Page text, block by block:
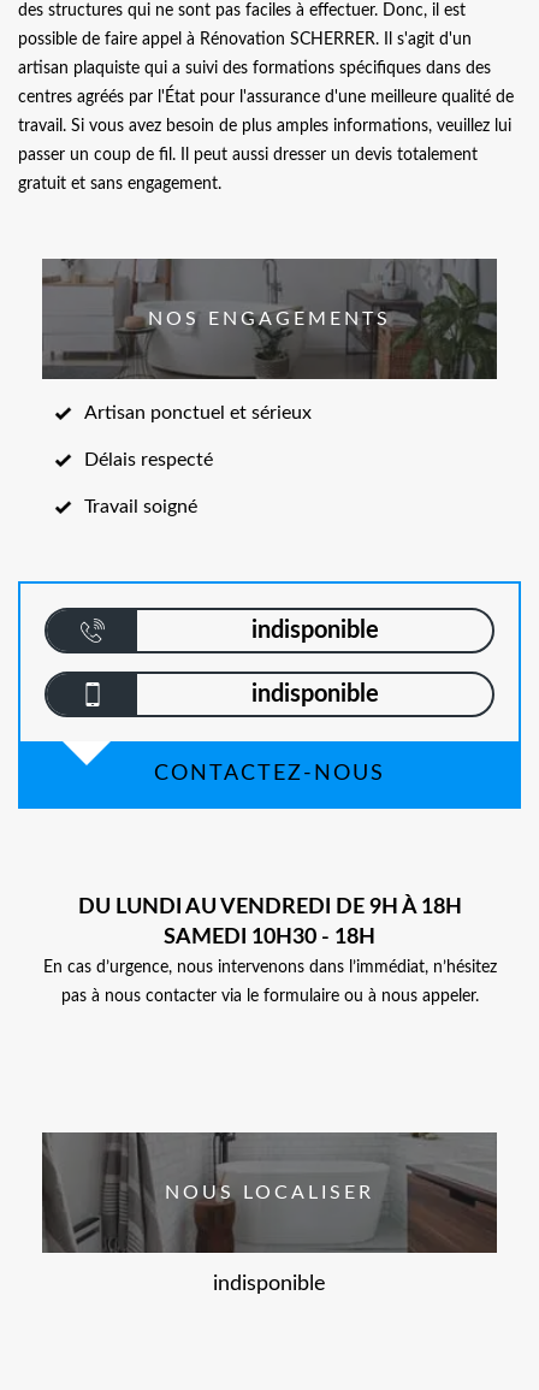
des structures qui ne sont pas faciles à effectuer. Donc, il est
possible de faire appel à Rénovation SCHERRER. Il s'agit d'un
artisan plaquiste qui a suivi des formations spécifiques dans des
centres agréés par l'État pour l'assurance d'une meilleure qualité de
travail. Si vous avez besoin de plus amples informations, veuillez lui
passer un coup de fil. Il peut aussi dresser un devis totalement
gratuit et sans engagement.
NOS ENGAGEMENTS
Artisan ponctuel et sérieux
Délais respecté
Travail soigné
indisponible
indisponible
CONTACTEZ-NOUS
DU LUNDI AU VENDREDI DE 9H À 18H
SAMEDI 10H30 - 18H
En cas d’urgence, nous intervenons dans l’immédiat, n’hésitez
pas à nous contacter via le formulaire ou à nous appeler.
NOUS LOCALISER
indisponible